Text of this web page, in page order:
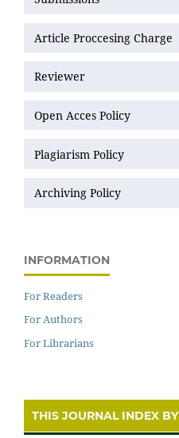
Article Proccesing Charge
Reviewer
Open Acces Policy
Plagiarism Policy
Archiving Policy
INFORMATION
For Readers
For Authors
For Librarians
THIS JOURNAL INDEX BY